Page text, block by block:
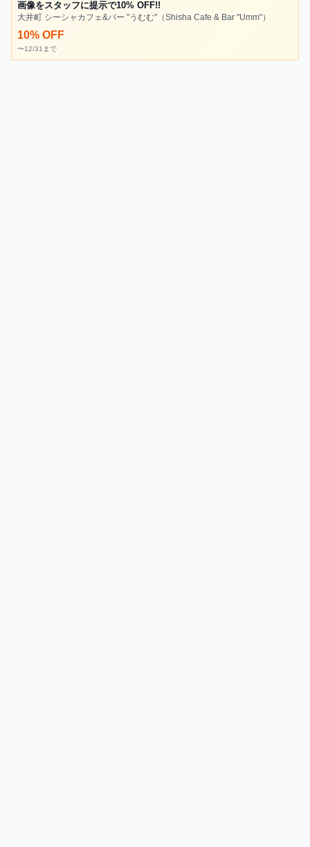
画像をスタッフに提示で10% OFF!!
大井町 シーシャカフェ&バー "うむむ"（Shisha Cafe & Bar "Umm"）
10% OFF
〜12/31まで